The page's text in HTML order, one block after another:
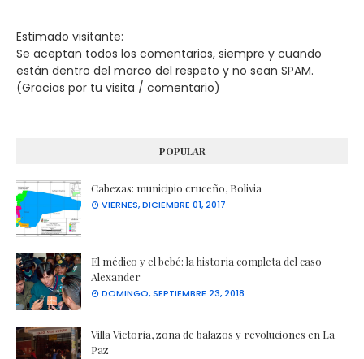
Estimado visitante:
Se aceptan todos los comentarios, siempre y cuando
están dentro del marco del respeto y no sean SPAM.
(Gracias por tu visita / comentario)
POPULAR
Cabezas: municipio cruceño, Bolivia
VIERNES, DICIEMBRE 01, 2017
El médico y el bebé: la historia completa del caso
Alexander
DOMINGO, SEPTIEMBRE 23, 2018
Villa Victoria, zona de balazos y revoluciones en La
Paz